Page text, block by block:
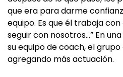
que era para darme
equipo. Es que él trabaja
seguir con nosotros…” En
su equipo de coach, el
agregando más actuación.